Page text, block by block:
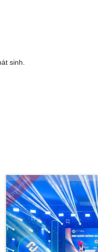
sinh.
Khyến mãi